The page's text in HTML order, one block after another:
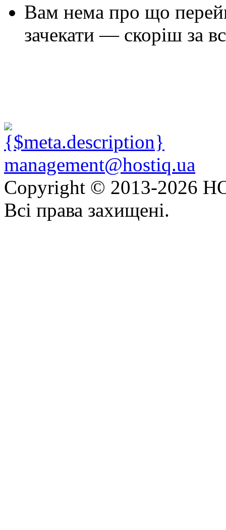
Вам нема про що
зачекати — скоріш за
management@hostiq.ua
Copyright © 2013-2026
Всі права захищені.